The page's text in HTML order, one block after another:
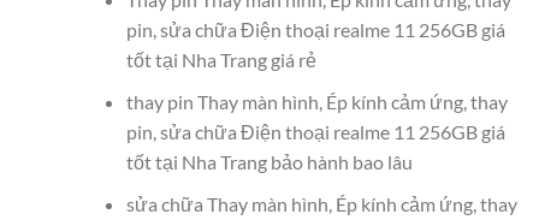
pin, sửa chữa Điện thoại realme 11 256GB giá
tốt tại Nha Trang giá rẻ
thay pin Thay màn hình, Ép kính cảm ứng, thay
pin, sửa chữa Điện thoại realme 11 256GB giá
tốt tại Nha Trang bảo hành bao lâu
sửa chữa Thay màn hình, Ép kính cảm ứng, thay